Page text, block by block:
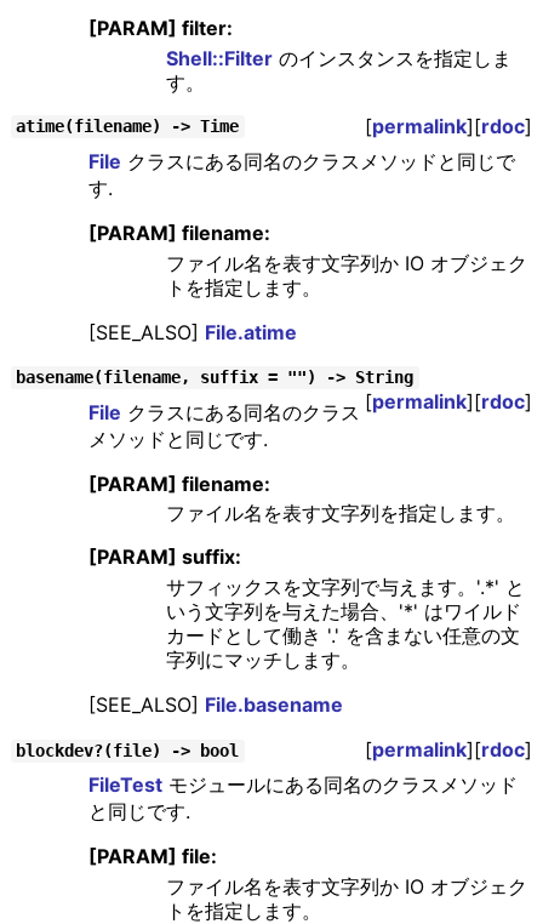
[PARAM] filter:
Shell::Filterのインスタンスを指定しま
す。
atime(filename) -> Time [permalink][rdoc]
File クラスにある同名のクラスメソッドと同じで
す.
[PARAM] filename:
ファイル名を表す文字列か IO オブジェク
トを指定します。
[SEE_ALSO] File.atime
basename(filename, suffix = "") -> String
[permalink][rdoc]
File クラスにある同名のクラス
メソッドと同じです.
[PARAM] filename:
ファイル名を表す文字列を指定します。
[PARAM] suffix:
サフィックスを文字列で与えます。'.*' と
いう文字列を与えた場合、'*' はワイルド
カードとして働き '.' を含まない任意の文
字列にマッチします。
[SEE_ALSO] File.basename
blockdev?(file) -> bool [permalink][rdoc]
FileTestモジュールにある同名のクラスメソッド
と同じです.
[PARAM] file:
ファイル名を表す文字列か IO オブジェク
トを指定します。